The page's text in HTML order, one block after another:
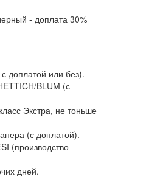
- доплата 30%
доплатой или без).
BLUM (с
Экстра, не тоньше
(с доплатой).
(производство -
дней.